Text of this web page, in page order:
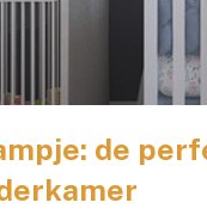
de